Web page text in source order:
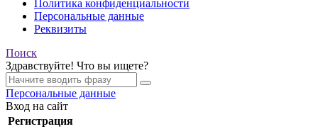
Политика конфиденциальности
Персональные данные
Реквизиты
Поиск
Здравствуйте! Что вы ищете?
Персональные данные
Вход на сайт
Регистрация